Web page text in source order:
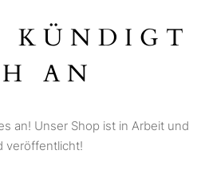
KÜNDIGT S
AN
an! Unser Shop ist in Arbeit und
veröffentlicht!